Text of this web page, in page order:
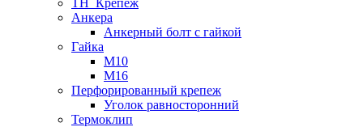
ТН_Крепеж
Анкера
Анкерный болт с гайкой
Гайка
М10
М16
Перфорированный крепеж
Уголок равносторонний
Термоклип